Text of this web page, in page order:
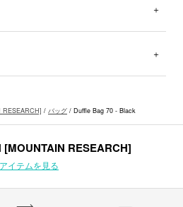
/ バッグ / Duffle Bag 70 - Black
[MOUNTAIN RESEARCH]
イテムを見る